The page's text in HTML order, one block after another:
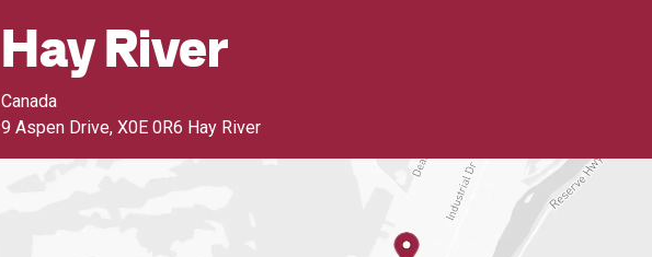
Hay River
Canada
9 Aspen Drive, X0E 0R6 Hay River